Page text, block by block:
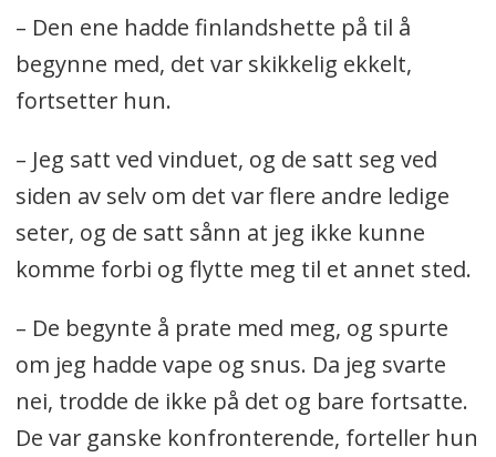
– Den ene hadde finlandshette på til å
begynne med, det var skikkelig ekkelt,
fortsetter hun.
– Jeg satt ved vinduet, og de satt seg ved
siden av selv om det var flere andre ledige
seter, og de satt sånn at jeg ikke kunne
komme forbi og flytte meg til et annet sted.
– De begynte å prate med meg, og spurte
om jeg hadde vape og snus. Da jeg svarte
nei, trodde de ikke på det og bare fortsatte.
De var ganske konfronterende, forteller hun